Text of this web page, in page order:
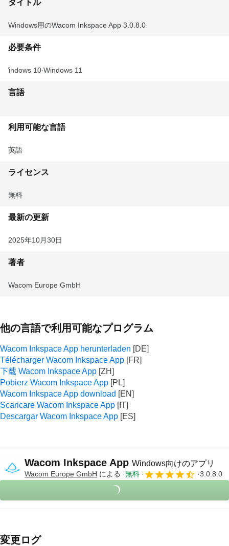
タイトル
Windows用のWacom Inkspace App 3.0.8.0
必要条件
Windows 10 Windows 11
言語
利用可能な言語
英語
ライセンス
無料
最新の更新
2025年10月30日
著者
‪Wacom Europe GmbH‬
他の言語で利用可能なプログラム
Wacom Inkspace App herunterladen
Télécharger Wacom Inkspace App
下载 Wacom Inkspace App
Pobierz Wacom Inkspace App
Wacom Inkspace App download
Scaricare Wacom Inkspace App
Descargar Wacom Inkspace App
Wacom Inkspace App Windows向けのアプリ
‪Wacom Europe GmbH‬ による 無料 3.0.8.0
変更ログ